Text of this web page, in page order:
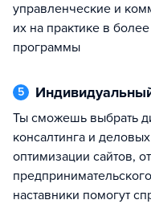
управленческие и
их на практике в
программы
5
ты сможешь выбрать дисциплины для изучения: от ИТ-
консалтинга и
оптимизации сайтов,
наставники помогут